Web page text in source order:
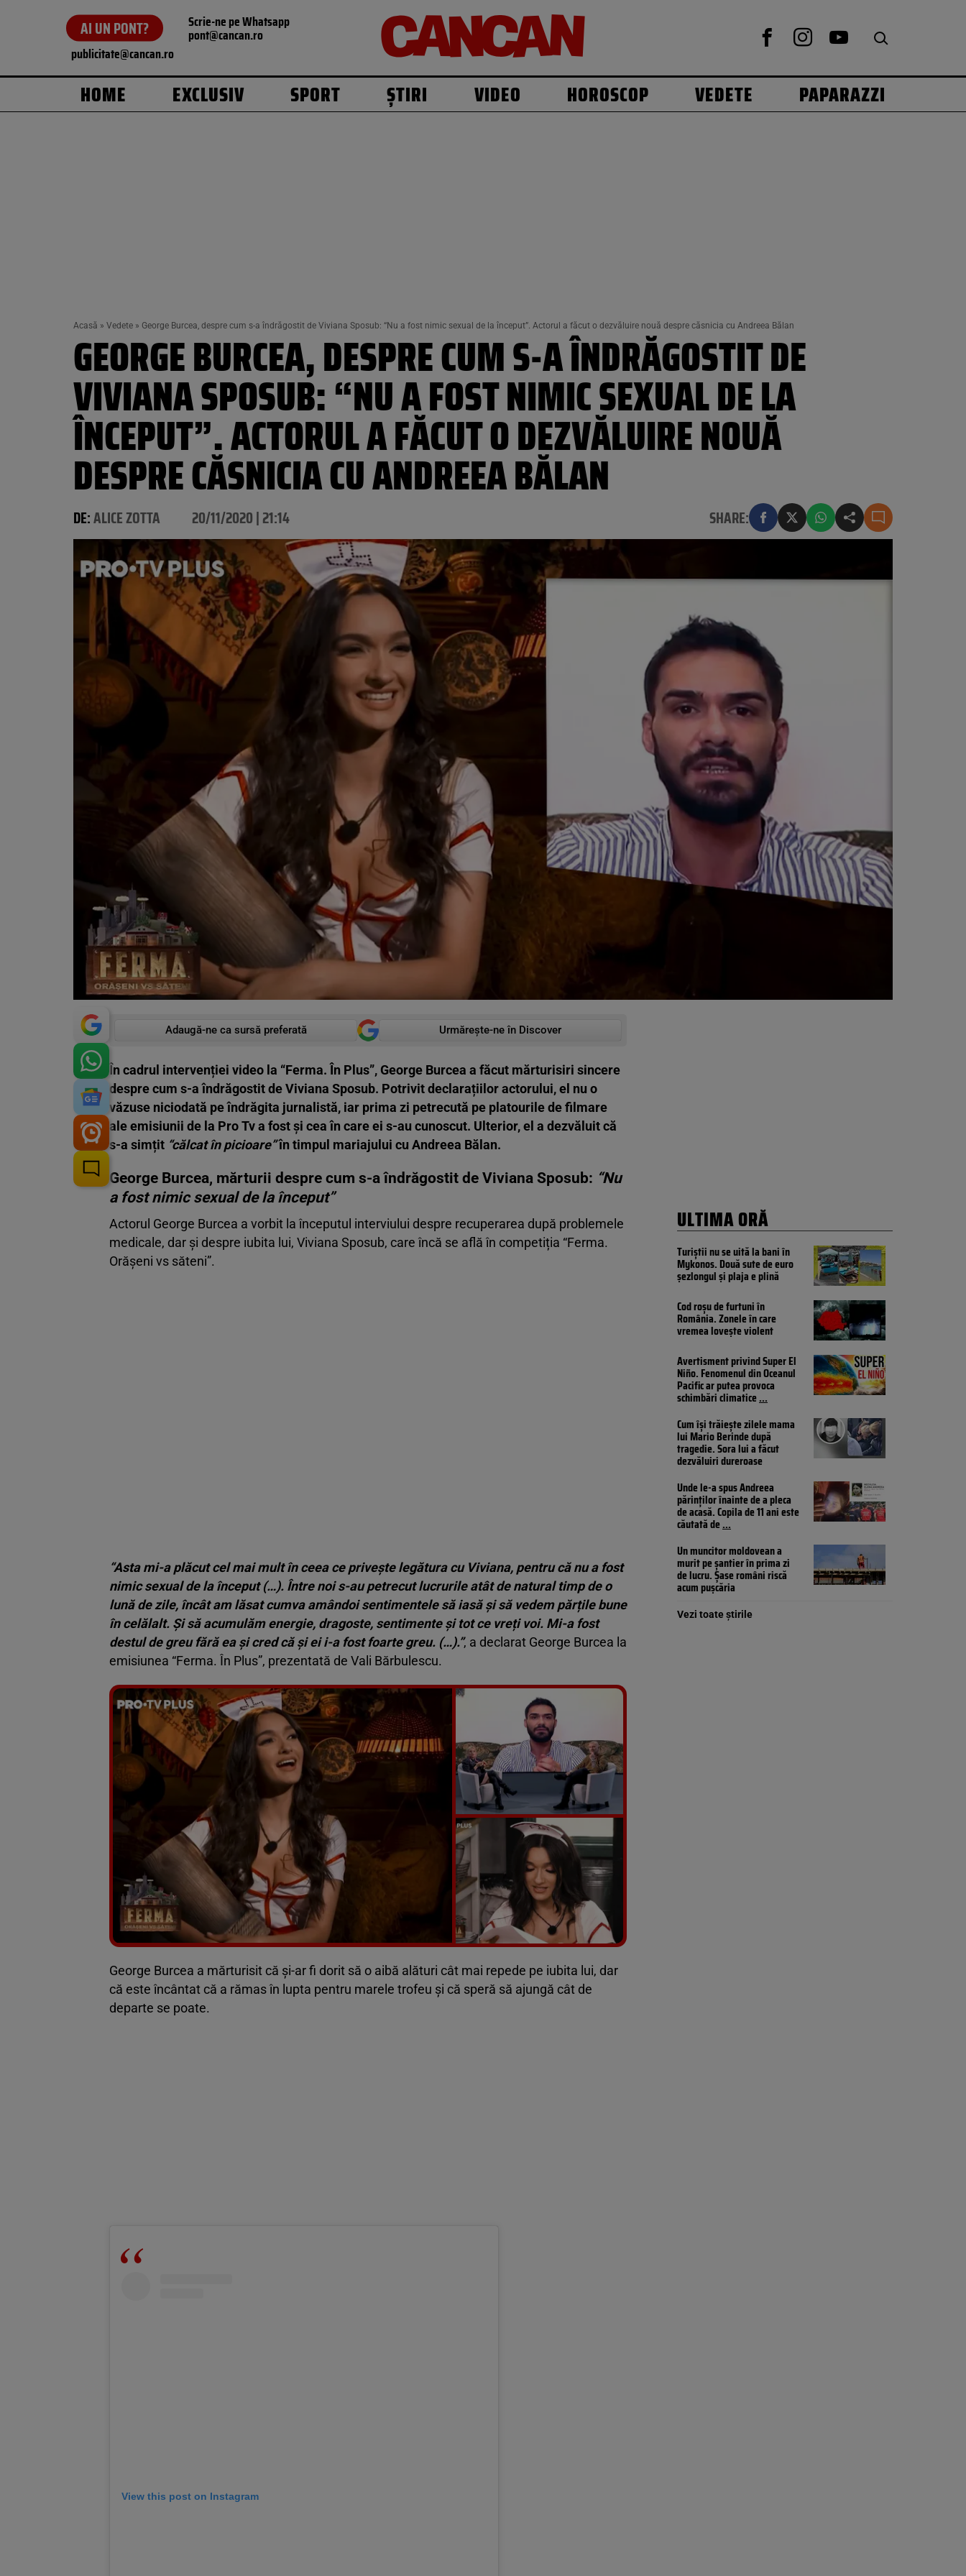
AI UN PONT? Scrie-ne pe Whatsapp
pont@cancan.ro
publicitate@cancan.ro
HOME EXCLUSIV SPORT ȘTIRI VIDEO HOROSCOP VEDETE PAPARAZZI
Acasă » Vedete » George Burcea, despre cum s-a îndrăgostit de Viviana Sposub: “Nu a fost nimic sexual de la început”. Actorul a făcut o dezvăluire nouă despre căsnicia cu Andreea Bălan
GEORGE BURCEA, DESPRE CUM S-A ÎNDRĂGOSTIT DE
VIVIANA SPOSUB: “NU A FOST NIMIC SEXUAL DE LA
ÎNCEPUT”. ACTORUL A FĂCUT O DEZVĂLUIRE NOUĂ
DESPRE CĂSNICIA CU ANDREEA BĂLAN
DE:ALICE ZOTTA 20/11/2020 | 21:14 SHARE:
Adaugă-ne ca sursă preferată Urmărește-ne în Discover
În cadrul intervenției video la “Ferma. În Plus”, George Burcea a făcut mărturisiri sincere
despre cum s-a îndrăgostit de Viviana Sposub. Potrivit declarațiilor actorului, el nu o
văzuse niciodată pe îndrăgita jurnalistă, iar prima zi petrecută pe platourile de filmare
ale emisiunii de la Pro Tv a fost și cea în care ei s-au cunoscut. Ulterior, el a dezvăluit că
s-a simțit “călcat în picioare”în timpul mariajului cu Andreea Bălan.
George Burcea, mărturii despre cum s-a îndrăgostit de Viviana Sposub: “Nu
a fost nimic sexual de la început”
Actorul George Burcea a vorbit la începutul interviului despre recuperarea după problemele
medicale, dar și despre iubita lui, Viviana Sposub, care încă se află în competiția “Ferma.
Orășeni vs săteni”.
“Asta mi-a plăcut cel mai mult în ceea ce privește legătura cu Viviana, pentru că nu a fost
nimic sexual de la început (…). Între noi s-au petrecut lucrurile atât de natural timp de o
lună de zile, încât am lăsat cumva amândoi sentimentele să iasă și să vedem părțile bune
în celălalt. Și să acumulăm energie, dragoste, sentimente și tot ce vreți voi. Mi-a fost
destul de greu fără ea și cred că și ei i-a fost foarte greu. (…).”, a declarat George Burcea la
emisiunea “Ferma. În Plus”, prezentată de Vali Bărbulescu.
Vezi galeria foto
7 poze
George Burcea a mărturisit că și-ar fi dorit să o aibă alături cât mai repede pe iubita lui, dar
că este încântat că a rămas în lupta pentru marele trofeu și că speră să ajungă cât de
departe se poate.
View this post on Instagram
ULTIMA ORĂ
Turiștii nu se uită la bani în
Mykonos. Două sute de euro
șezlongul și plaja e plină
Cod roșu de furtuni în
România. Zonele în care
vremea lovește violent
Avertisment privind Super El
Niño. Fenomenul din Oceanul
Pacific ar putea provoca
schimbări climatice...
Cum își trăiește zilele mama
lui Mario Berinde după
tragedie. Sora lui a făcut
dezvăluiri dureroase
Unde le-a spus Andreea
părinților înainte de a pleca
de acasă. Copila de 11 ani este
căutată de...
Un muncitor moldovean a
murit pe șantier în prima zi
de lucru. Șase români riscă
acum pușcăria
Vezi toate știrile